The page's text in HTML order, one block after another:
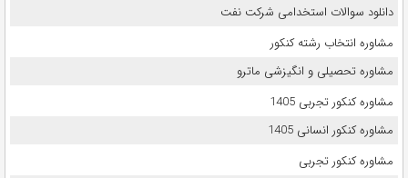
دانلود سوالات استخدامی شرکت نفت
مشاوره انتخاب رشته کنکور
مشاوره تحصیلی و انگیزشی ماترو
مشاوره کنکور تجربی 1405
مشاوره کنکور انسانی 1405
مشاوره کنکور تجربی